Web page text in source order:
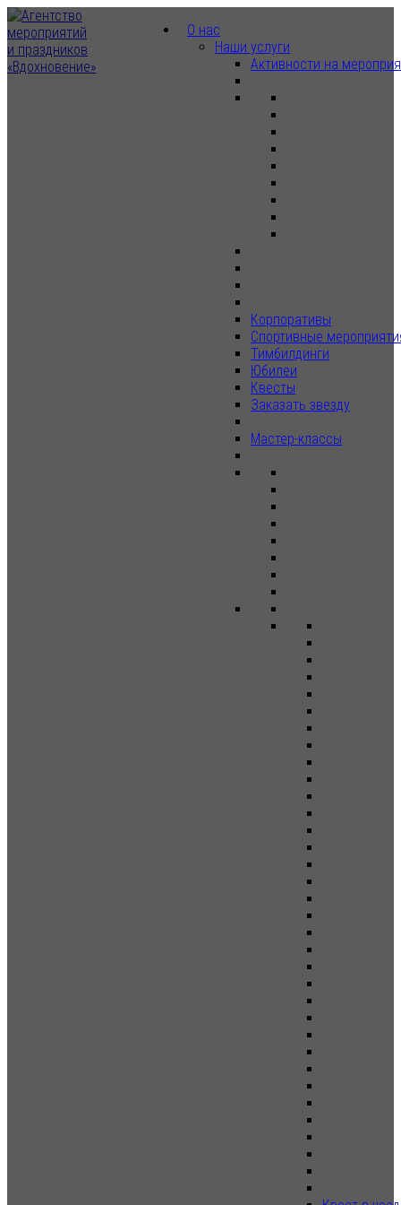
О нас
Наши услуги
Активности на
Корпоративы
Спортивные
Тимбилдинги
Юбилеи
Квесты
Заказать звезду
Мастер-классы